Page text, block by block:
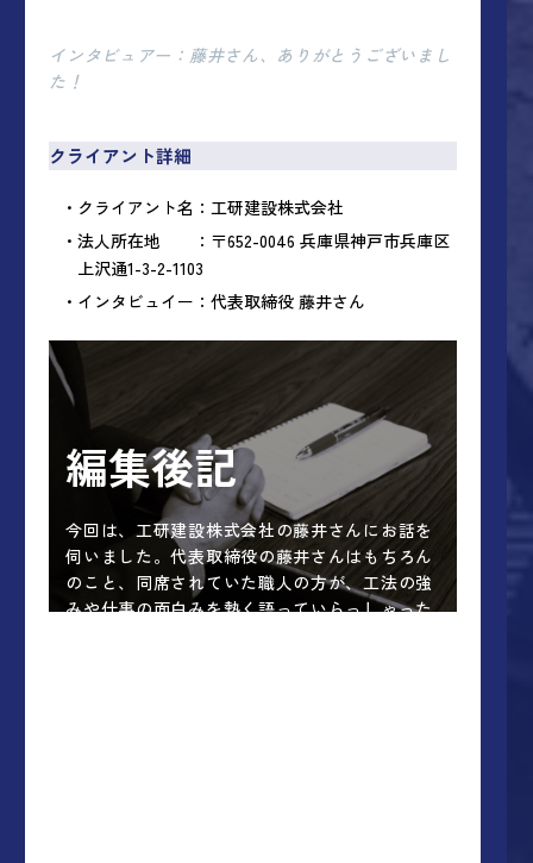
インタビュアー：藤井さん、ありがとうございまし
た！
クライアント詳細
クライアント名：工研建設株式会社
法人所在地 ：〒652-0046 兵庫県神戸市兵庫区
上沢通1-3-2-1103
インタビュイー：代表取締役 藤井さん
編集後記
今回は、工研建設株式会社の藤井さんにお話を
伺いました。代表取締役の藤井さんはもちろん
のこと、同席されていた職人の方が、工法の強
みや仕事の面白みを熱く語っていらっしゃった